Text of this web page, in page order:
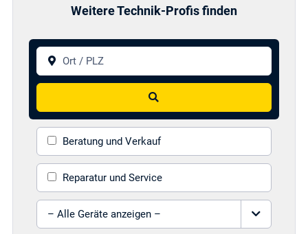
Weitere Technik-Profis finden
Ort / PLZ
Suchen
Beratung und Verkauf
Reparatur und Service
Gerät auswählen